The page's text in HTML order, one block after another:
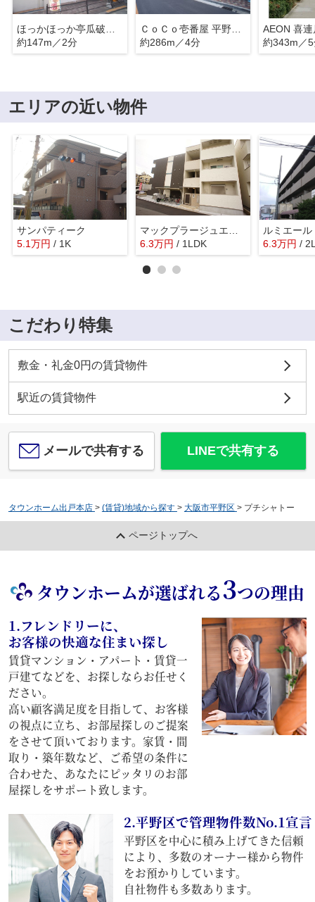
約147m／2分
ＣｏＣｏ壱番屋 平野瓜破店
約286m／4分
AEON 喜
約343m／
エリアの近い物件
サンパティーク
5.1万円 / 1K
マックプラージュエッジ
6.3万円 / 1LDK
ルミエール
6.3万円 /
こだわり特集
敷金・礼金0円の賃貸物件
駅近の賃貸物件
メールで共有する LINEで共有する
タウンホーム出戸本店 > (賃貸)地域から探す > 大阪市平野区 > プチシャトー
ページトップへ
タウンホームが選ばれる3つの理由
1.フレンドリーに、
お客様の快適な住まい探し
賃貸マンション・アパート・賃貸一
戸建てなどを、お探しならお任せく
ださい。
高い顧客満足度を目指して、お客様
の視点に立ち、お部屋探しのご提案
をさせて頂いております。家賃・間
取り・築年数など、ご希望の条件に
合わせた、あなたにピッタリのお部
屋探しをサポート致します。
2.平野区で管理物件数No.1宣言
平野区を中心に積み上げてきた信頼
により、多数のオーナー様から物件
をお預かりしています。
自社物件も多数あります。